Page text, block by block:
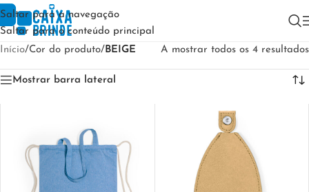
Saltar para a navegação
Saltar para o conteúdo principal
Início/Cor do produto/BEIGE A mostrar todos os 4 resultados
Mostrar barra lateral